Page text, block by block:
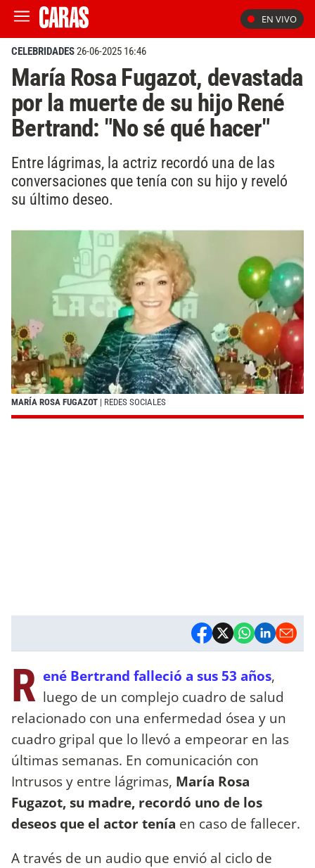
EN VIVO
CELEBRIDADES26-06-2025 16:46
María Rosa Fugazot, devastada
por la muerte de su hijo René
Bertrand: "No sé qué hacer"
Entre lágrimas, la actriz recordó una de las
conversaciones que tenía con su hijo y reveló
su último deseo.
MARÍA ROSA FUGAZOT | REDES SOCIALES
R ené Bertrand falleció a sus 53 años,
luego de un complejo cuadro de salud
relacionado con una enfermedad ósea y un
cuadro gripal que lo llevó a empeorar en las
últimas semanas. En comunicación con
Intrusos y entre lágrimas, María Rosa
Fugazot, su madre, recordó uno de los
deseos que el actor tenía en caso de fallecer.
A través de un audio que envió al ciclo de